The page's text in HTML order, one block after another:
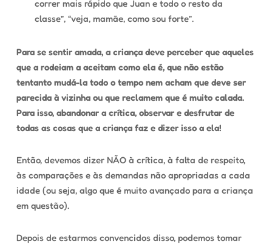
correr mais rápido que Juan e todo o resto da
classe”, “veja, mamãe, como sou forte”.
Para se sentir amada, a criança deve perceber que aqueles
que a rodeiam a aceitam como ela é, que não estão
tentanto mudá-la todo o tempo nem acham que deve ser
parecida à vizinha ou que reclamem que é muito calada.
Para isso, abandonar a crítica, observar e desfrutar de
todas as cosas que a criança faz e dizer isso a ela!
Então, devemos dizer NÃO à crítica, à falta de respeito,
às comparações e às demandas não apropriadas a cada
idade (ou seja, algo que é muito avançado para a criança
em questão).
Depois de estarmos convencidos disso, podemos tomar